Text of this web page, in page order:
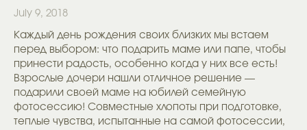
July 9, 2018
Каждый день рождения своих близких мы встаем
перед выбором: что подарить маме или папе, чтобы
принести радость, особенно когда у них все есть!
Взрослые дочери нашли отличное решение —
подарили своей маме на юбилей семейную
фотосессию! Совместные хлопоты при подготовке,
теплые чувства, испытанные на самой фотосессии,